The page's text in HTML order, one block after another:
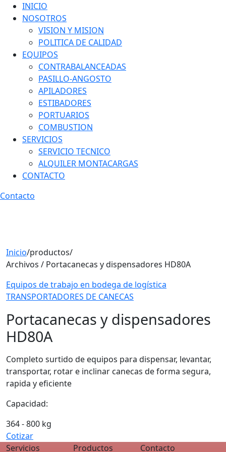
INICIO
NOSOTROS
VISION Y MISION
POLITICA DE CALIDAD
EQUIPOS
CONTRABALANCEADAS
PASILLO-ANGOSTO
APILADORES
ESTIBADORES
PORTUARIOS
COMBUSTION
SERVICIOS
SERVICIO TECNICO
ALQUILER MONTACARGAS
CONTACTO
Contacto
Inicio/productos/
Archivos / Portacanecas y dispensadores HD80A
Equipos de trabajo en bodega de logística
TRANSPORTADORES DE CANECAS
Portacanecas y dispensadores
HD80A
Completo surtido de equipos para dispensar, levantar,
transportar, rotar e inclinar canecas de forma segura,
rapida y eficiente
Capacidad:
364 - 800 kg
Cotizar
Servicios
Productos Contacto